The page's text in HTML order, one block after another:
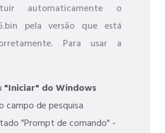
automaticamente o
pela versão que está
Para usar a
"Iniciar" do Windows
campo de pesquisa
"Prompt de comando" -